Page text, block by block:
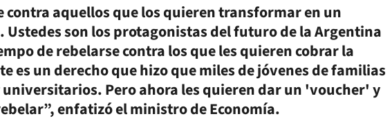
contra aquellos que los quieren transformar en un
Ustedes son los protagonistas del futuro de la Argentina
de rebelarse contra los que les quieren cobrar la
es un derecho que hizo que miles de jóvenes de familias
Pero ahora les quieren dar un 'voucher' y
enfatizó el ministro de Economía.